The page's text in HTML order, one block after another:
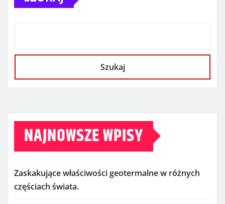
Szukaj
NAJNOWSZE WPISY
Zaskakujące właściwości geotermalne w różnych
częściach świata.